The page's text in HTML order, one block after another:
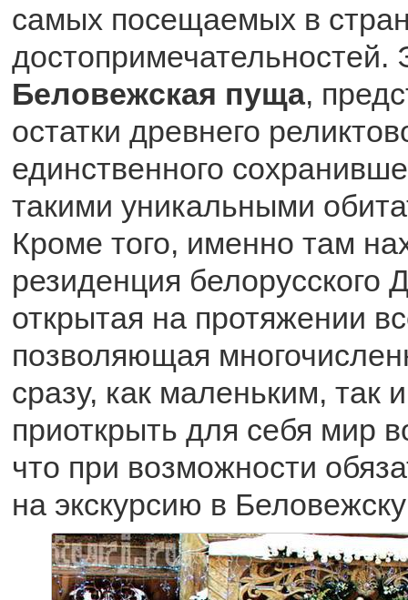
самых посещаемых в
достопримечательностей.
Беловежская пуща,
остатки древнего
единственного
такими уникальными
Кроме того, именно там
резиденция белорусского
открытая на протяжении
позволяющая
сразу, как маленьким, так
приоткрыть для себя мир
что при возможности
на экскурсию в